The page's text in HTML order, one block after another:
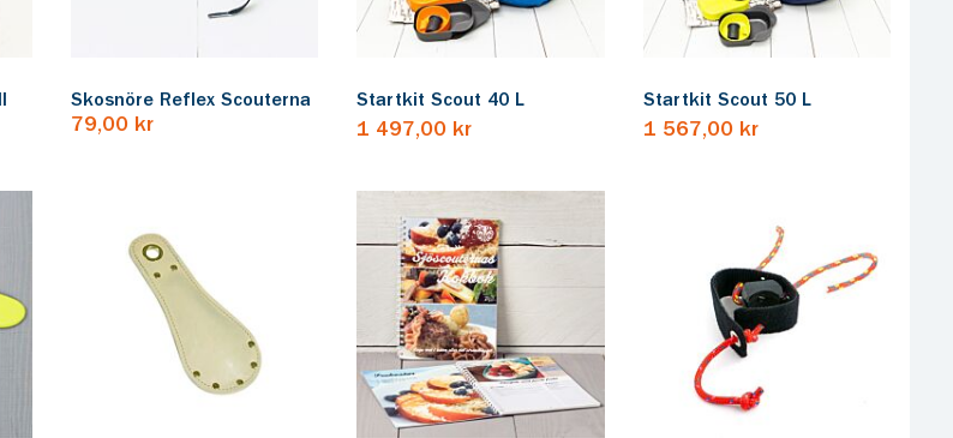
Skosnöre Reflex Scouterna
79,00 kr
Startkit Scout 40 L
1 497,00 kr
Startkit Scout 50 L
1 567,00 kr